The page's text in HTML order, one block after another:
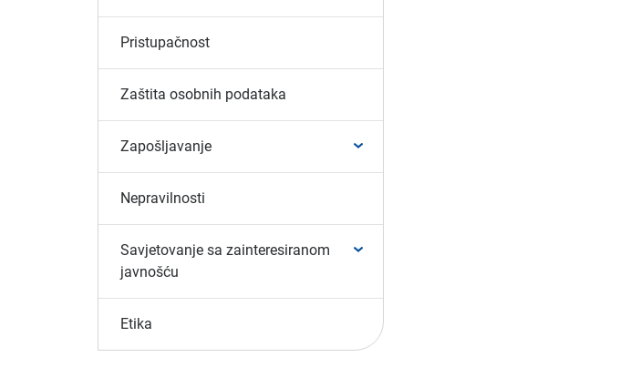
Pristupačnost
Zaštita osobnih podataka
Zapošljavanje
Nepravilnosti
Savjetovanje sa zainteresiranom
javnošću
Etika